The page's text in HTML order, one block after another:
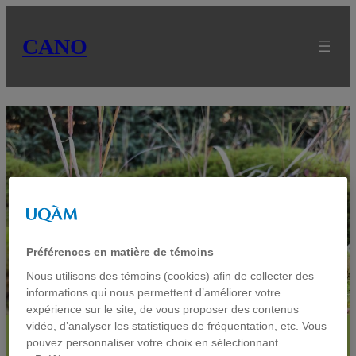
CANO
Préférences en matière de témoins
Nous utilisons des témoins (cookies) afin de collecter des
informations qui nous permettent d’améliorer votre
expérience sur le site, de vous proposer des contenus
vidéo, d’analyser les statistiques de fréquentation, etc. Vous
pouvez personnaliser votre choix en sélectionnant